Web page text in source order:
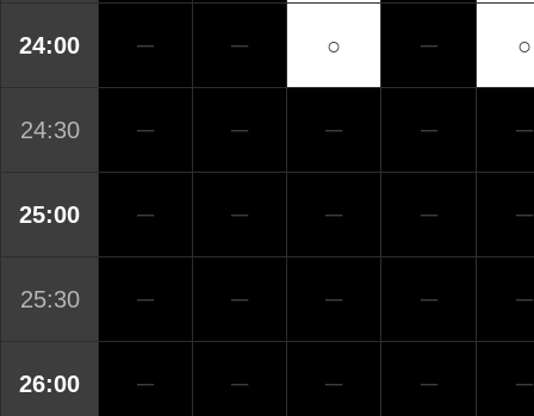
24:00 ─ ─ ○ ─ ○
24:30 ─ ─ ─ ─ ─
25:00 ─ ─ ─ ─ ─
25:30 ─ ─ ─ ─ ─
26:00 ─ ─ ─ ─ ─